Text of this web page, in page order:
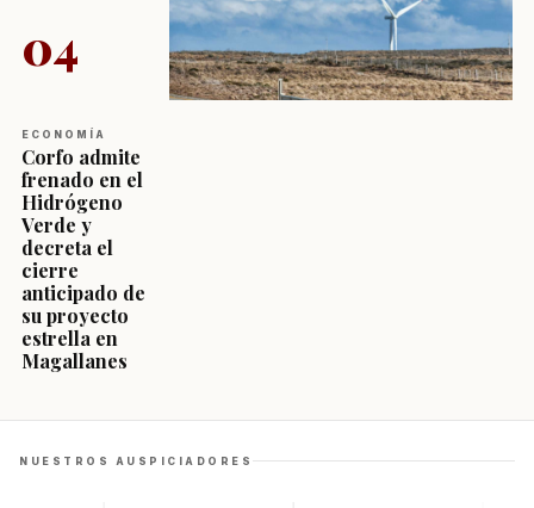
04
ECONOMÍA
Corfo admite
frenado en el
Hidrógeno
Verde y
decreta el
cierre
anticipado de
su proyecto
estrella en
Magallanes
NUESTROS AUSPICIADORES